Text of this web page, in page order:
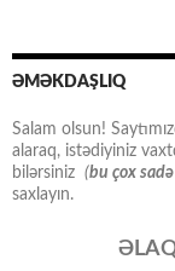
ƏMƏKDAŞLIQ
Salam olsun!
alaraq, istədiyiniz
bilərsiniz (bu çox
saxlayın.